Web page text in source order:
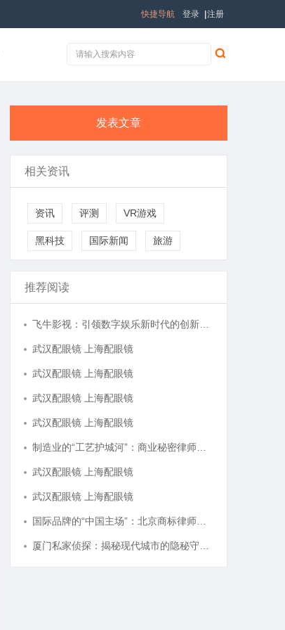
登录 注册
快捷导航
发表文章
相关资讯
资讯 评测 VR游戏
黑科技 国际新闻 旅游
推荐阅读
武汉配眼镜 上海配眼镜
武汉配眼镜 上海配眼镜
武汉配眼镜 上海配眼镜
武汉配眼镜 上海配眼镜
武汉配眼镜 上海配眼镜
武汉配眼镜 上海配眼镜